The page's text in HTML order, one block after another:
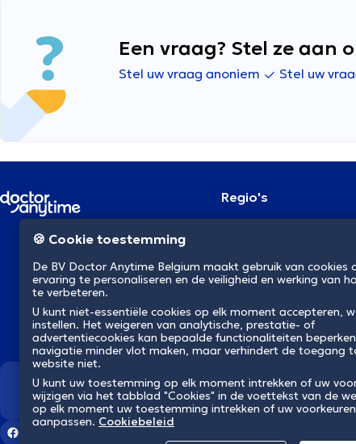
Een vraag? Stel ze aan
Stel uw vraag anoniem Stel uw
NL
Regio's
Charleroi
Luik
Namen
Leuven
Mons
Aalst
Wij revolutioneren de
🍪 Cookie toestemming
De BV Doctor Anytime Belgium maakt gebruik van cookies
ervaring te personaliseren en de veiligheid en werking van
te verbeteren.
U kunt niet-essentiële cookies op elk moment accepteren,
instellen. Het weigeren van analytische, prestatie- of
advertentiecookies kan bepaalde functionaliteiten
navigatie minder vlot maken, maar verhindert de toegang
website niet.
U kunt uw toestemming op elk moment intrekken of uw
wijzigen via het tabblad "Cookies" in de voettekst van de
op elk moment uw toestemming intrekken of uw voorkeuren
aanpassen. Cookiebeleid